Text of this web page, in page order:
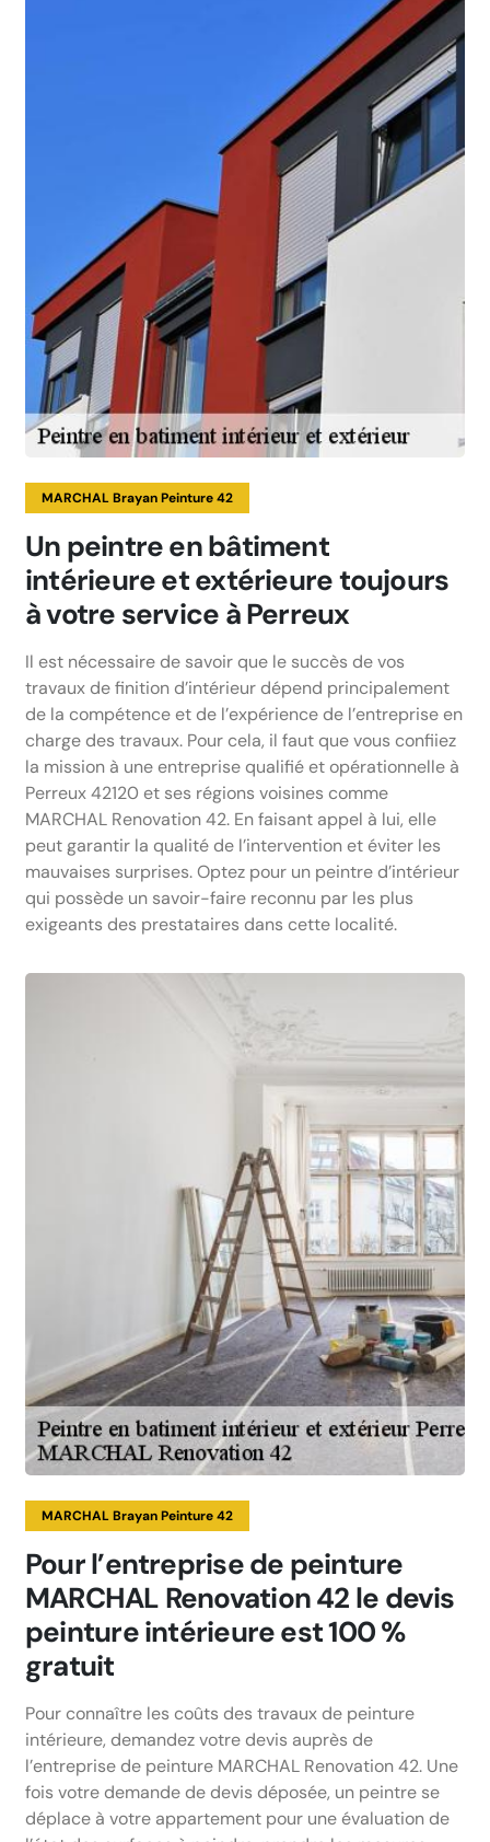
MARCHAL Brayan Peinture 42
Un peintre en bâtiment
intérieure et extérieure toujours
à votre service à Perreux
Il est nécessaire de savoir que le succès de vos
travaux de finition d’intérieur dépend principalement
de la compétence et de l’expérience de l’entreprise en
charge des travaux. Pour cela, il faut que vous confiiez
la mission à une entreprise qualifié et opérationnelle à
Perreux 42120 et ses régions voisines comme
MARCHAL Renovation 42. En faisant appel à lui, elle
peut garantir la qualité de l’intervention et éviter les
mauvaises surprises. Optez pour un peintre d’intérieur
qui possède un savoir-faire reconnu par les plus
exigeants des prestataires dans cette localité.
MARCHAL Brayan Peinture 42
Pour l’entreprise de peinture
MARCHAL Renovation 42 le devis
peinture intérieure est 100 %
gratuit
Pour connaître les coûts des travaux de peinture
intérieure, demandez votre devis auprès de
l’entreprise de peinture MARCHAL Renovation 42. Une
fois votre demande de devis déposée, un peintre se
déplace à votre appartement pour une évaluation de